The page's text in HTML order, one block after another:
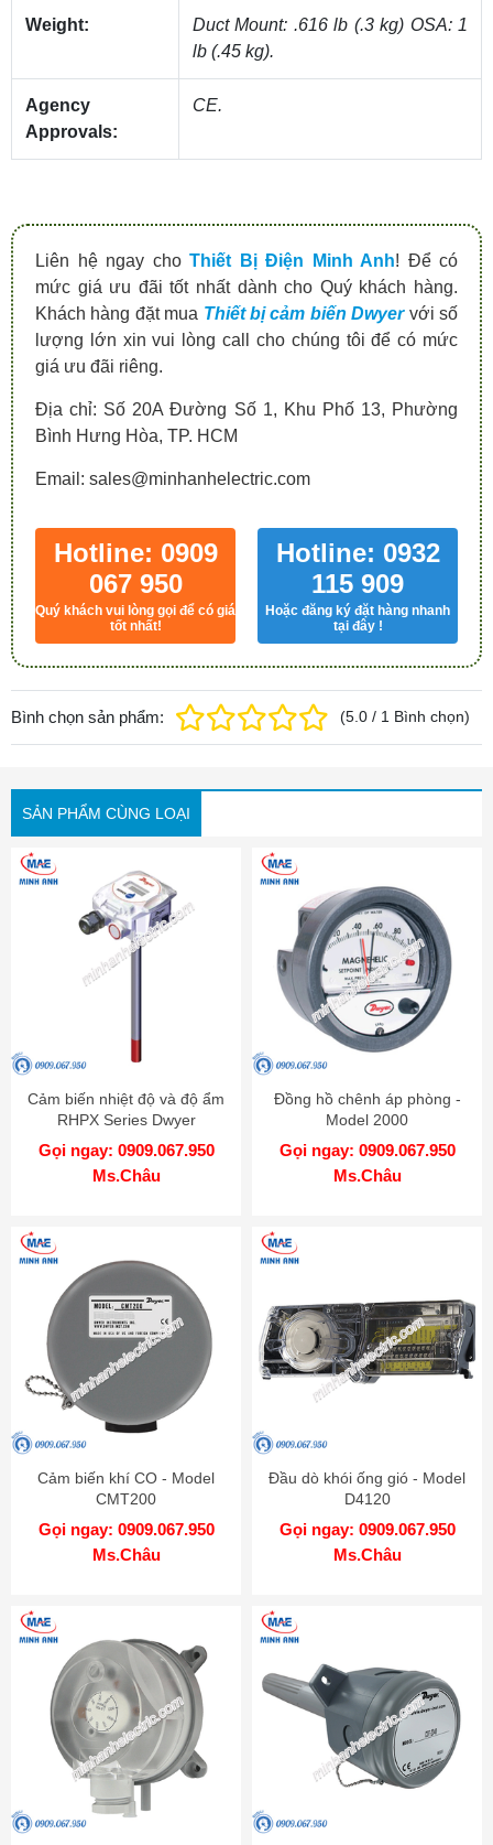
Weight:
Duct Mount: .616 lb (.3 kg) OSA: 1
lb (.45 kg).
Agency
Approvals:
CE.
Liên hệ ngay cho Thiết Bị Điện Minh Anh! Để có
mức giá ưu đãi tốt nhất dành cho Quý khách hàng.
Khách hàng đặt mua Thiết bị cảm biến Dwyer với số
lượng lớn xin vui lòng call cho chúng tôi để có mức
giá ưu đãi riêng.
Địa chỉ: Số 20A Đường Số 1, Khu Phố 13, Phường
Bình Hưng Hòa, TP. HCM
Email: sales@minhanhelectric.com
Hotline: 0909
067 950
Quý khách vui lòng gọi để có giá
tốt nhất!
Hotline: 0932
115 909
Hoặc đăng ký đặt hàng nhanh
tại đây !
Bình chọn sản phẩm: (5.0 / 1 Bình chọn)
SẢN PHẨM CÙNG LOẠI
Cảm biến nhiệt độ và độ ẩm
RHPX Series Dwyer
Gọi ngay: 0909.067.950
Ms.Châu
Đồng hồ chênh áp phòng -
Model 2000
Gọi ngay: 0909.067.950
Ms.Châu
Cảm biến khí CO - Model
CMT200
Gọi ngay: 0909.067.950
Ms.Châu
Đầu dò khói ống gió - Model
D4120
Gọi ngay: 0909.067.950
Ms.Châu